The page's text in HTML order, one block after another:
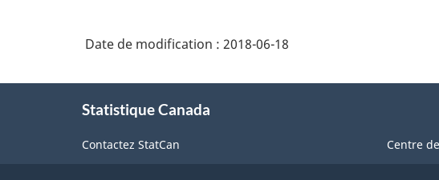
classification
Date de modification : 2018-06-18
Statistique Canada
Contactez StatCan Centre